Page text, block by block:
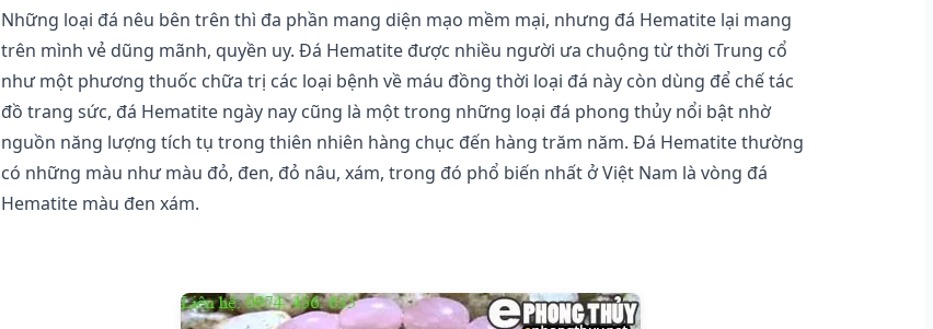
Những loại đá nêu bên trên thì đa phần mang diện mạo mềm mại, nhưng đá Hematite lại mang
trên mình vẻ dũng mãnh, quyền uy. Đá Hematite được nhiều người ưa chuộng từ thời Trung cổ
như một phương thuốc chữa trị các loại bệnh về máu đồng thời loại đá này còn dùng để chế tác
đồ trang sức, đá Hematite ngày nay cũng là một trong những loại đá phong thủy nổi bật nhờ
nguồn năng lượng tích tụ trong thiên nhiên hàng chục đến hàng trăm năm. Đá Hematite thường
có những màu như màu đỏ, đen, đỏ nâu, xám, trong đó phổ biến nhất ở Việt Nam là vòng đá
Hematite màu đen xám.